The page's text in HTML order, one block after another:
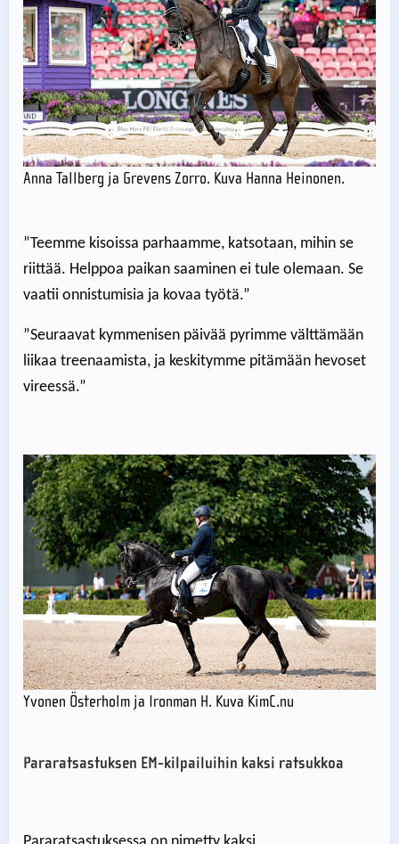
Anna Tallberg ja Grevens Zorro. Kuva Hanna Heinonen.
”Teemme kisoissa parhaamme, katsotaan, mihin se
riittää. Helppoa paikan saaminen ei tule olemaan. Se
vaatii onnistumisia ja kovaa työtä.”
”Seuraavat kymmenisen päivää pyrimme välttämään
liikaa treenaamista, ja keskitymme pitämään hevoset
vireessä.”
Yvonen Österholm ja Ironman H. Kuva KimC.nu
Pararatsastuksen EM-kilpailuihin kaksi ratsukkoa